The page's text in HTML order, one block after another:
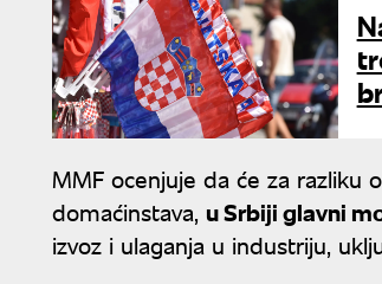
MMF ocenjuje da će za razliku
domaćinstava, u Srbiji glavni
izvoz i ulaganja u industriju,